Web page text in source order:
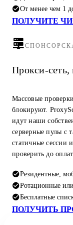
От менее чем 1
ПОЛУЧИТЕ
Прокси-
Массовые
блокируют.
идут наши
серверные пулы с
статичные сессии
проверить до
Резидентные,
Ротационные
Бесплатные
ПОЛУЧИТЬ